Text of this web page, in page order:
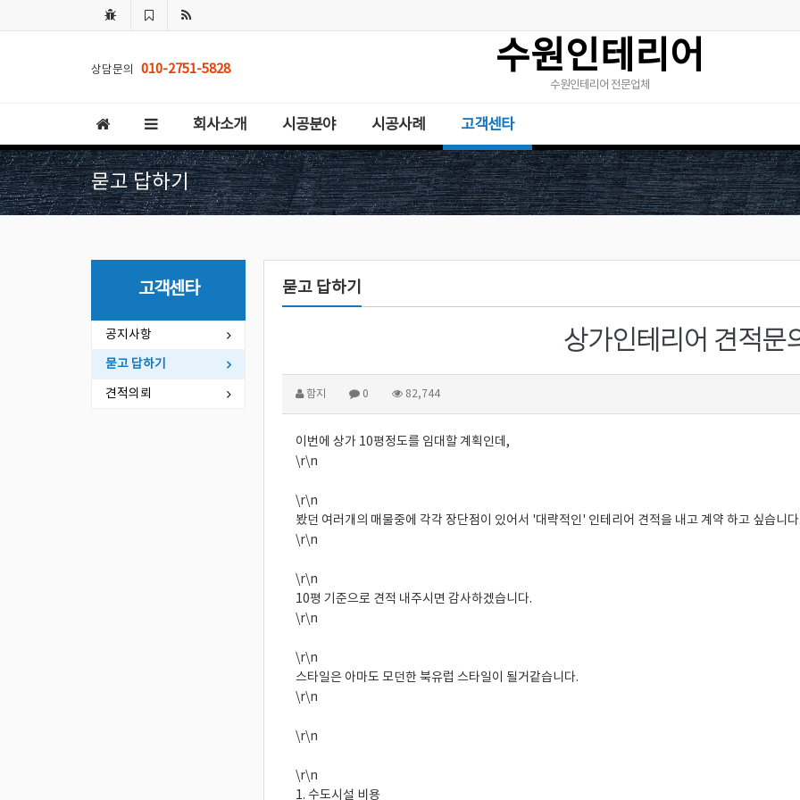
상담문의 010-2751-5828 수원인테리어
수원인테리어 전문업체
회사소개 시공분야 시공사례 고객센타
묻고 답하기
묻고 답하기
상가인테리어 견적문
함지 0 82,744
이번에 상가 10평정도를 임대할 계획인데,
\r\n
\r\n
봤던 여러개의 매물중에 각각 장단점이 있어서 '대략적인' 인테리어 견적을 내고 계약 하고 싶습니
\r\n
\r\n
10평 기준으로 견적 내주시면 감사하겠습니다.
\r\n
\r\n
스타일은 아마도 모던한 북유럽 스타일이 될거같습니다.
\r\n
\r\n
\r\n
1. 수도시설 비용
고객센타
공지사항
묻고 답하기
견적의뢰